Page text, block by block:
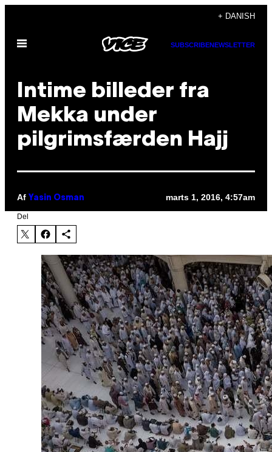
indhold
+ DANISH
Åbn
SUBSCRIBENEWSLETTER
Intime billeder fra
Mekka under
pilgrimsfærden Hajj
Af Yasin Osman marts 1, 2016, 4:57am
Del